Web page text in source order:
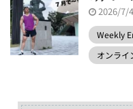
2026/7/4
Weekly
オンライ